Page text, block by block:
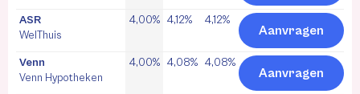
ASR
WelThuis
4,00% 4,12% 4,12%
Aanvragen
Venn
Venn Hypotheken
4,00% 4,08% 4,08%
Aanvragen